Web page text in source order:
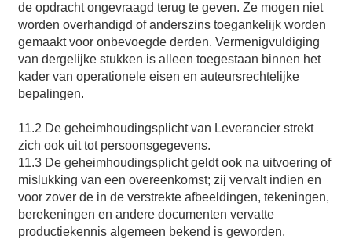
de opdracht ongevraagd terug te geven. Ze mogen niet
worden overhandigd of anderszins toegankelijk worden
gemaakt voor onbevoegde derden. Vermenigvuldiging
van dergelijke stukken is alleen toegestaan binnen het
kader van operationele eisen en auteursrechtelijke
bepalingen.
11.2 De geheimhoudingsplicht van Leverancier strekt
zich ook uit tot persoonsgegevens.
11.3 De geheimhoudingsplicht geldt ook na uitvoering of
mislukking van een overeenkomst; zij vervalt indien en
voor zover de in de verstrekte afbeeldingen, tekeningen,
berekeningen en andere documenten vervatte
productiekennis algemeen bekend is geworden.